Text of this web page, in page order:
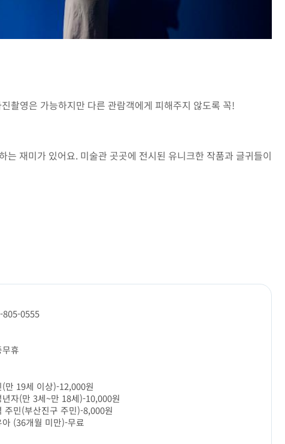
촬영은 가능하지만 다른 관람객에게 피해주지 않도록 꼭!
재미가 있어요. 미술관 곳곳에 전시된 유니크한 작품과 글귀들이
805-0555
무휴
(만 19세 이상)-12,000원
년자(만 3세~만 18세)-10,000원
주민(부산진구 주민)-8,000원
아 (36개월 미만)-무료